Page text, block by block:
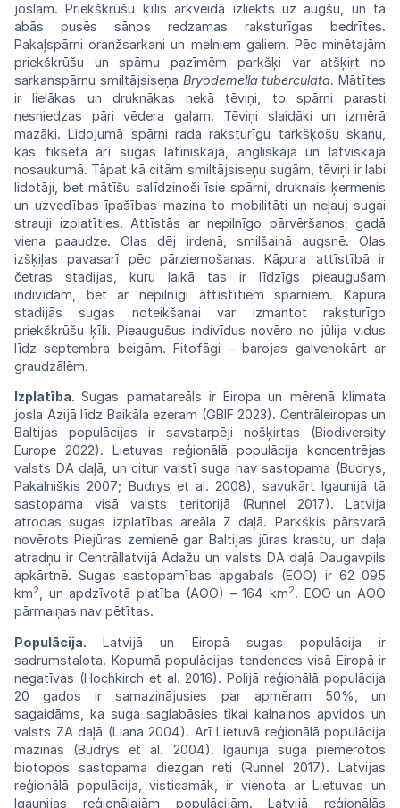
joslām.Priekškrūšu ķīlis arkveidā izliekts uz augšu, un tā
abās pusēs sānos redzamas raksturīgas bedrītes.
Pakaļspārni oranžsarkani un melniem galiem. Pēcminētajām
priekškrūšu un spārnupazīmēm parkšķi var atšķirt no
sarkanspārnu smiltājsiseņa Bryodemella tuberculata. Mātītes
ir lielākas un druknākas nekā
tēviņi, to spārni parasti
nesniedzas pāri vēdera galam. Tēviņi slaidāki un izmērā
mazāki.Lidojumā spārni rada raksturīgu tarkšķošuskaņu,
kas fiksēta arī sugas latīniskajā, angliskajāun latviskajā
nosaukumā. Tāpat kācitām smiltājsiseņu sugām, tēviņi ir labi
lidotāji, bet mātīšu salīdzinoši īsie spārni,druknaisķermenis
un uzvedības īpašības mazina to mobilitāti un neļauj sugai
strauji izplatīties. Attīstās ar nepilnīgo pārvēršanos; gadā
vienapaaudze. Olas dēj irdenā, smilšainā augsnē.Olas
izšķiļas pavasarī pēc pārziemošanas.Kāpura attīstībā ir
četras stadijas, kuru laikā tas ir līdzīgs pieaugušam
indivīdam, betarnepilnīgi attīstītiem spārniem. Kāpura
stadijāssugas noteikšanai var izmantotraksturīgo
priekškrūšu ķīli. Pieaugušus indivīdusnovēro no jūlija vidus
līdz septembra beigām.Fitofāgi – barojas galvenokārt ar
graudzālēm.
Izplatība.Sugas pamatareāls ir Eiropa un mērenā klimata
josla Āzijā līdz Baikāla ezeram (GBIF 2023). Centrāleiropas un
Baltijas populācijas ir savstarpēji nošķirtas (Biodiversity
Europe
2022). Lietuvas reģionālā populācija koncentrējas
valsts DAdaļā, uncitur valstī suga navsastopama (Budrys,
Pakalniškis 2007; Budrys et al. 2008), savukārt Igaunijā tā
sastopama visā valsts teritorijā (Runnel 2017).
Latvija
atrodas sugas izplatības areāla Z daļā. Parkšķis pārsvarā
novērotsPiejūras zemienē gar Baltijas jūraskrastu, un daļa
atradņu ir Centrāllatvijā Ādažu un valsts DAdaļā Daugavpils
apkārtnē. Sugas sastopamības apgabals (EOO) ir 62 095
km2, un apdzīvotā platība (AOO) – 164 km2. EOOunAOO
pārmaiņas nav pētītas.
Populācija.Latvijā un Eiropā sugas populācija ir
sadrumstalota. Kopumā populācijas tendences visā Eiropā ir
negatīvas (Hochkirch et al. 2016). Polijā reģionālā populācija
20gados ir samazinājusies par apmēram 50%,un
sagaidāms, ka suga saglabāsies tikaikalnainosapvidos un
valsts ZA daļā (Liana 2004). Arī Lietuvā reģionālā populācija
mazinās (Budryset al. 2004). Igaunijā suga
piemērotos
biotopos sastopama diezgan reti (Runnel 2017).Latvijas
reģionālā populācija, visticamāk,ir vienota ar Lietuvas un
Igaunijas reģionālajām populācijām. Latvijā reģionālās